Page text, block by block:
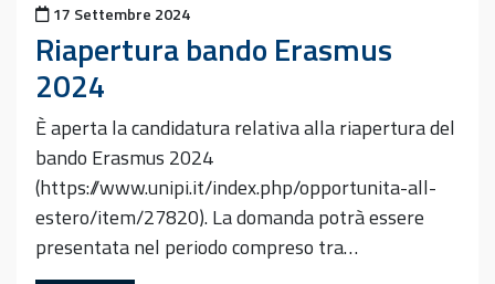
Pubblicato il
17 Settembre 2024
Riapertura bando Erasmus
2024
È aperta la candidatura relativa alla riapertura del
bando Erasmus 2024
(https://www.unipi.it/index.php/opportunita-all-
estero/item/27820). La domanda potrà essere
presentata nel periodo compreso tra…